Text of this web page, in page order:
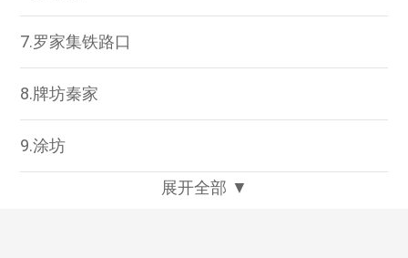
7.罗家集铁路口
8.牌坊秦家
9.涂坊
展开全部 ▼